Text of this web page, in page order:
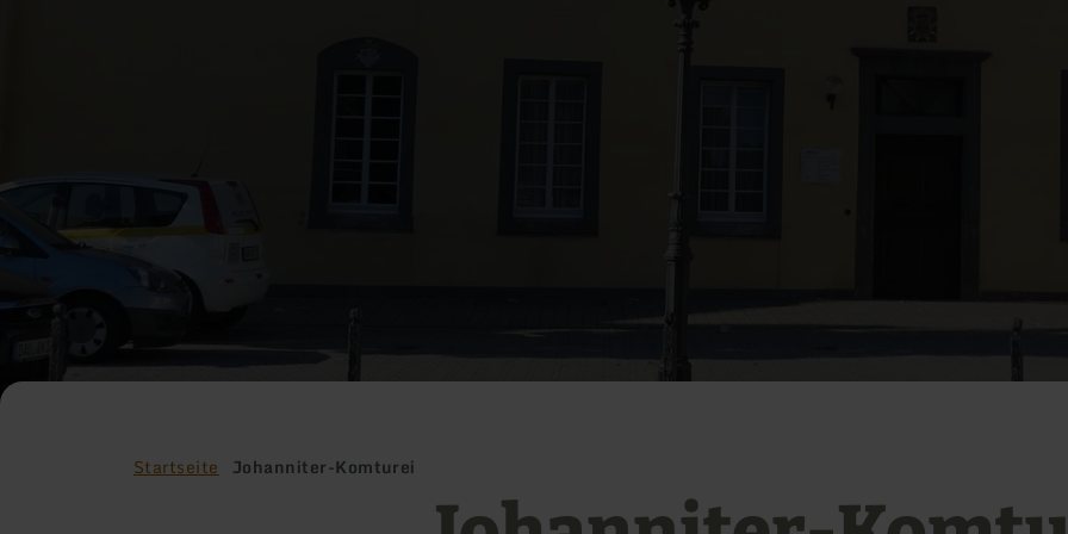
Startseite Johanniter-Komturei